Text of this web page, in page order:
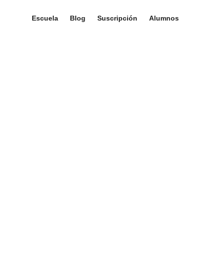
Escuela Blog Suscripción Alumnos